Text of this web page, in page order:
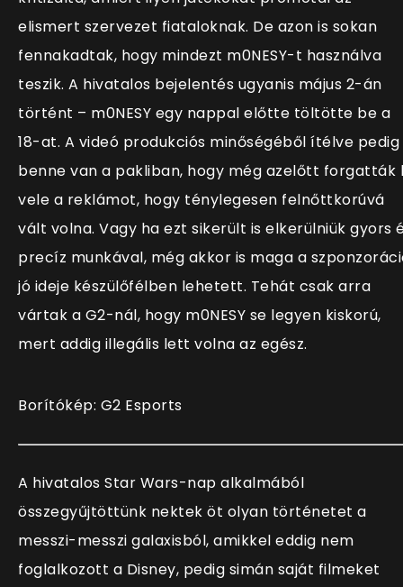
elismert szervezet fiataloknak. De azon is sokan
fennakadtak, hogy mindezt m0NESY-t használva
teszik. A hivatalos bejelentés ugyanis május 2-án
történt – m0NESY egy nappal előtte töltötte be a
18-at. A videó produkciós minőségéből ítélve pedig
benne van a pakliban, hogy még azelőtt forgatták
vele a reklámot, hogy ténylegesen felnőttkorúvá
vált volna. Vagy ha ezt sikerült is elkerülniük gyors
precíz munkával, még akkor is maga a
jó ideje készülőfélben lehetett. Tehát csak arra
vártak a G2-nál, hogy m0NESY se legyen kiskorú,
mert addig illegális lett volna az egész.
Borítókép: G2 Esports
A hivatalos Star Wars-nap alkalmából
összegyűjtöttünk nektek öt olyan történetet a
messzi-messzi galaxisból, amikkel eddig nem
foglalkozott a Disney, pedig simán saját filmeket